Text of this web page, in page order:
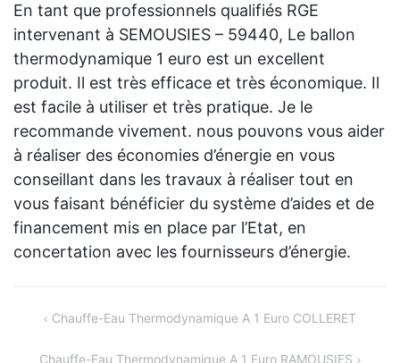
En tant que professionnels qualifiés RGE
intervenant à SEMOUSIES – 59440, Le ballon
thermodynamique 1 euro est un excellent
produit. Il est très efficace et très économique. Il
est facile à utiliser et très pratique. Je le
recommande vivement. nous pouvons vous aider
à réaliser des économies d’énergie en vous
conseillant dans les travaux à réaliser tout en
vous faisant bénéficier du système d’aides et de
financement mis en place par l’Etat, en
concertation avec les fournisseurs d’énergie.
Navigation
Chauffe-Eau Thermodynamique A 1 Euro COLLERET
Chauffe-Eau Thermodynamique A 1 Euro RAMOUSIES